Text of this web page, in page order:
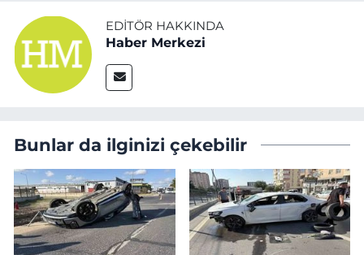
EDITÖR HAKKINDA
Haber Merkezi
Bunlar da ilginizi çekebilir